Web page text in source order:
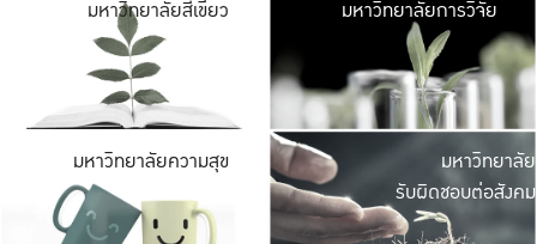
มหาวิทยาลัยสีเขียว
มีพื้นที่เขียวสดใส
เป็นป่าในเมือง เกษต
มหาวิทยาลัยการวิจัย
มหาวิทยาลัยความสุข มหาวิ
ค
เปิดประ
และพบเรื่องราวใ
มหาวิทยาลัย
รับผิดชอบต่อสังคม